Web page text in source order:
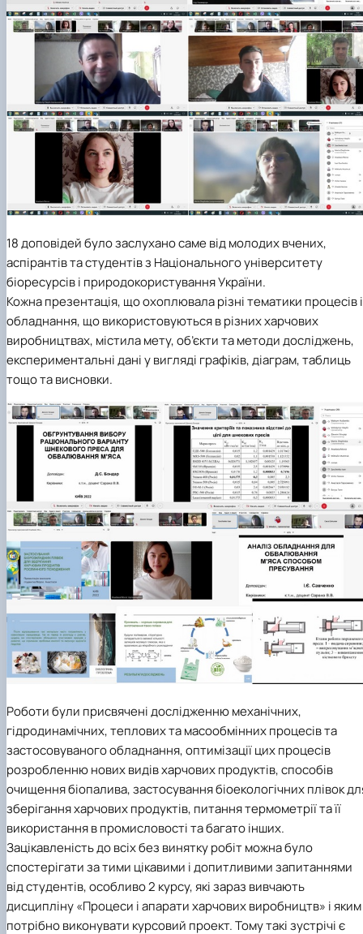
18 доповідей було заслухано саме від молодих вчених,
аспірантів та студентів з Національного університету
біоресурсів і природокористування України.
Кожна презентація, що охоплювала різні тематики процесів і
обладнання, що використовуються в різних харчових
виробництвах, містила мету, об’єкти та методи досліджень,
експериментальні дані у вигляді графіків, діаграм, таблиць
тощо та висновки.
Роботи були присвячені дослідженню механічних,
гідродинамічних, теплових та масообмінних процесів та
застосовуваного обладнання, оптимізації цих процесів
розробленню нових видів харчових продуктів, способів
очищення біопалива, застосування біоекологічних плівок
зберігання харчових продуктів, питання термометрії та її
використання в промисловості та багато інших.
Зацікавленість до всіх без винятку робіт можна було
спостерігати за тими цікавими і допитливими запитаннями
від студентів, особливо 2 курсу, які зараз вивчають
дисципліну «Процеси і апарати харчових виробництв» і яким
потрібно виконувати курсовий проект. Тому такі зустрічі є